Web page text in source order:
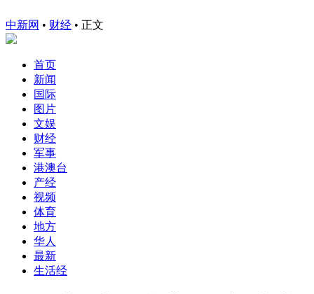
中新网 • 财经 • 正文
首页
新闻
国际
图片
文娱
财经
军事
港澳台
产经
视频
体育
地方
华人
最新
生活经